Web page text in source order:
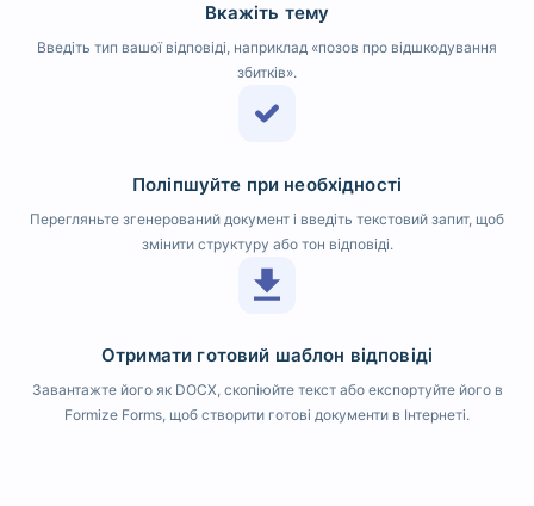
Вкажіть тему
Введіть тип вашої відповіді, наприклад «позов про відшкодування
збитків».
Поліпшуйте при необхідності
Перегляньте згенерований документ і введіть текстовий запит, щоб
змінити структуру або тон відповіді.
Отримати готовий шаблон відповіді
Завантажте його як DOCX, скопіюйте текст або експортуйте його в
Formize Forms, щоб створити готові документи в Інтернеті.